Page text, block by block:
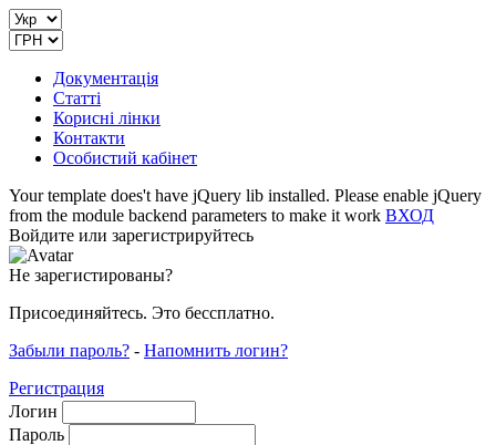
Документація
Статті
Корисні лінки
Контакти
Особистий кабінет
Your template does't have jQuery lib installed. Please enable jQuery
from the module backend parameters to make it work ВХОД
Войдите или зарегистрируйтесь
Не зарегистированы?
Присоединяйтесь. Это бессплатно.
Забыли пароль? - Напомнить логин?
Регистрация
Логин
Пароль